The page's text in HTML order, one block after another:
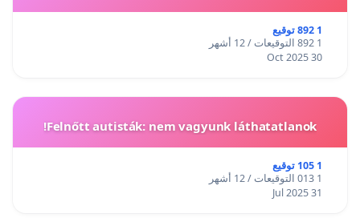
1 892 توقيع
1 892 التوقيعات / 12 أشهر
30 Oct 2025
Felnőtt autisták: nem vagyunk láthatatlanok!
1 105 توقيع
1 013 التوقيعات / 12 أشهر
31 Jul 2025